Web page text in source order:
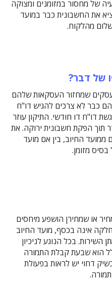
של מחסור במזומנים ומצוקה
את החשבונית כבר במועד
מהלקוח.
של דבר?
לעסקים שמחזור העסקאות שלהם
מכיוון שהם כבר לא צרכים להגיש דו"ח
דו"ח דו חודשי. התיקון עוזר
תוך הפקת חשבונית ירוקה. את
יש להפיק בתוך 14 ימים ממועד החיוב, בין אם מועד
מזומן.
או שמחירן הושפע מיחסים
אינה בכסף, מועד החיוב
בכל הנוגע לניכיון
הוא שבעת קבלת התמורה
דחוי יש לראות בפעולת